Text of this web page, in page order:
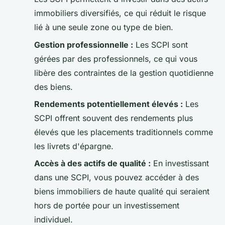
immobiliers diversifiés, ce qui réduit le risque
lié à une seule zone ou type de bien.
Gestion professionnelle : Les SCPI sont
gérées par des professionnels, ce qui vous
libère des contraintes de la gestion quotidienne
des biens.
Rendements potentiellement élevés : Les
SCPI offrent souvent des rendements plus
élevés que les placements traditionnels comme
les livrets d'épargne.
Accès à des actifs de qualité : En investissant
dans une SCPI, vous pouvez accéder à des
biens immobiliers de haute qualité qui seraient
hors de portée pour un investissement
individuel.